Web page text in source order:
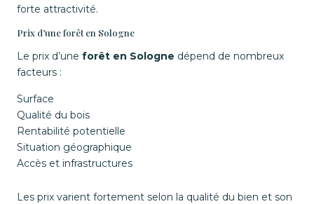
forte attractivité.
Prix d’une forêt en Sologne
Le prix d’une forêt en Sologne dépend de nombreux
facteurs :
Surface
Qualité du bois
Rentabilité potentielle
Situation géographique
Accès et infrastructures
Les prix varient fortement selon la qualité du bien et son